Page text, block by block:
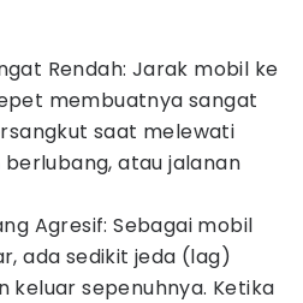
Rendah: Jarak mobil ke
membuatnya sangat
saat melewati
atau jalanan
Agresif: Sebagai mobil
ada sedikit jeda (lag)
keluar sepenuhnya. Ketika